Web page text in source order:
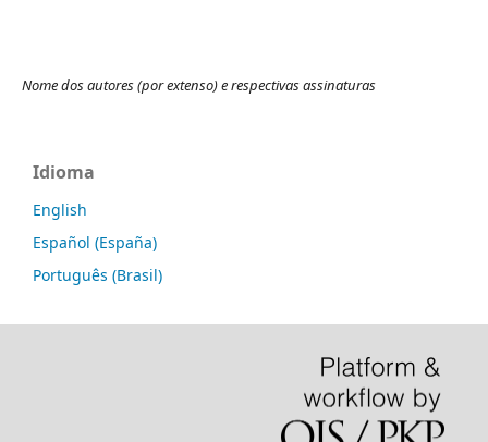
Nome dos autores (por extenso) e respectivas assinaturas
Idioma
English
Español (España)
Português (Brasil)